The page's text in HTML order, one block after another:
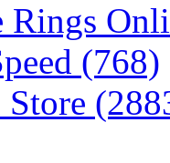
Rings
(768)